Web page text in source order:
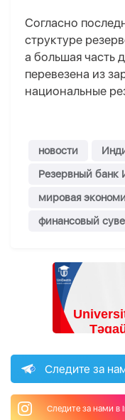
Согласно
структуре
а большая часть
перевезена из
национальные
новости
Резервный банк
мировая
финансовый
Следите за
Следите за нами в